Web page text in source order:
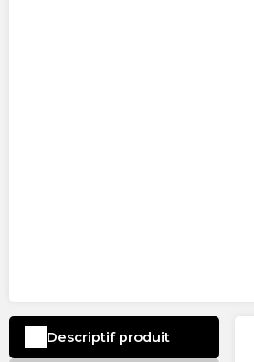
Descriptif produit